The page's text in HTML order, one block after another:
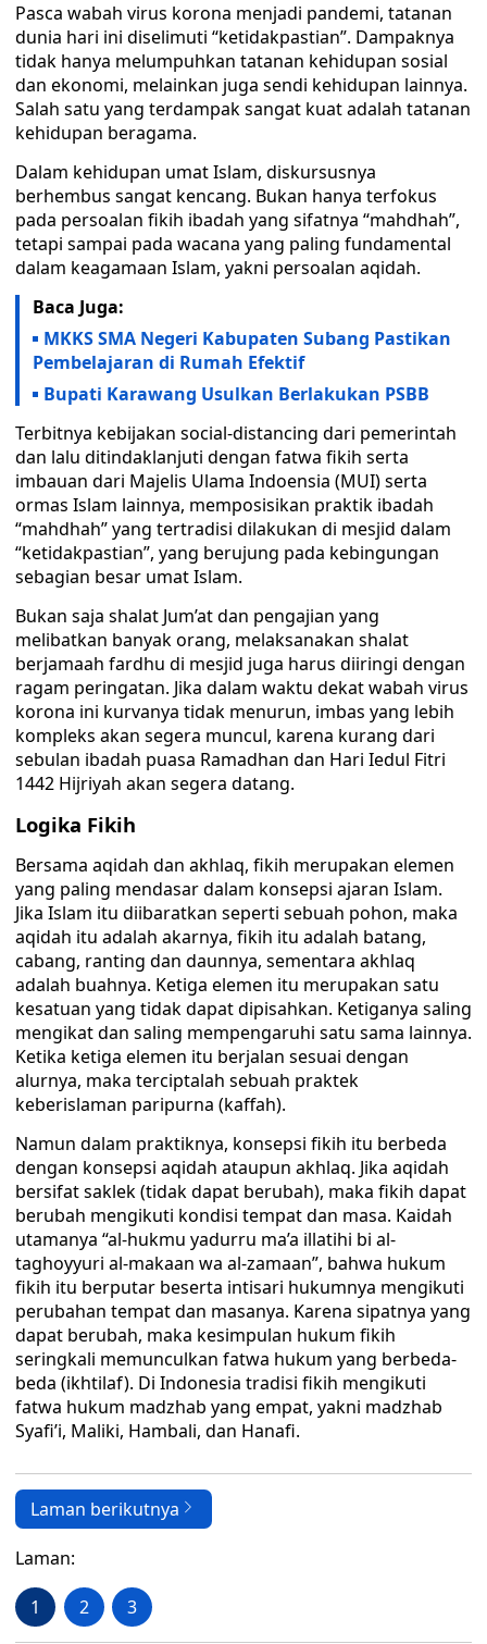
Pasca wabah virus korona menjadi pandemi, tatanan
dunia hari ini diselimuti “ketidakpastian”. Dampaknya
tidak hanya melumpuhkan tatanan kehidupan sosial
dan ekonomi, melainkan juga sendi kehidupan lainnya.
Salah satu yang terdampak sangat kuat adalah tatanan
kehidupan beragama.
Dalam kehidupan umat Islam, diskursusnya
berhembus sangat kencang. Bukan hanya terfokus
pada persoalan fikih ibadah yang sifatnya “mahdhah”,
tetapi sampai pada wacana yang paling fundamental
dalam keagamaan Islam, yakni persoalan aqidah.
Baca Juga:
MKKS SMA Negeri Kabupaten Subang Pastikan
Pembelajaran di Rumah Efektif
Bupati Karawang Usulkan Berlakukan PSBB
Terbitnya kebijakan social-distancing dari pemerintah
dan lalu ditindaklanjuti dengan fatwa fikih serta
imbauan dari Majelis Ulama Indoensia (MUI) serta
ormas Islam lainnya, memposisikan praktik ibadah
“mahdhah” yang tertradisi dilakukan di mesjid dalam
“ketidakpastian”, yang berujung pada kebingungan
sebagian besar umat Islam.
Bukan saja shalat Jum’at dan pengajian yang
melibatkan banyak orang, melaksanakan shalat
berjamaah fardhu di mesjid juga harus diiringi dengan
ragam peringatan. Jika dalam waktu dekat wabah virus
korona ini kurvanya tidak menurun, imbas yang lebih
kompleks akan segera muncul, karena kurang dari
sebulan ibadah puasa Ramadhan dan Hari Iedul Fitri
1442 Hijriyah akan segera datang.
Logika Fikih
Bersama aqidah dan akhlaq, fikih merupakan elemen
yang paling mendasar dalam konsepsi ajaran Islam.
Jika Islam itu diibaratkan seperti sebuah pohon, maka
aqidah itu adalah akarnya, fikih itu adalah batang,
cabang, ranting dan daunnya, sementara akhlaq
adalah buahnya. Ketiga elemen itu merupakan satu
kesatuan yang tidak dapat dipisahkan. Ketiganya saling
mengikat dan saling mempengaruhi satu sama lainnya.
Ketika ketiga elemen itu berjalan sesuai dengan
alurnya, maka terciptalah sebuah praktek
keberislaman paripurna (kaffah).
Namun dalam praktiknya, konsepsi fikih itu berbeda
dengan konsepsi aqidah ataupun akhlaq. Jika aqidah
bersifat saklek (tidak dapat berubah), maka fikih dapat
berubah mengikuti kondisi tempat dan masa. Kaidah
utamanya “al-hukmu yadurru ma’a illatihi bi al-
taghoyyuri al-makaan wa al-zamaan”, bahwa hukum
fikih itu berputar beserta intisari hukumnya mengikuti
perubahan tempat dan masanya. Karena sipatnya yang
dapat berubah, maka kesimpulan hukum fikih
seringkali memunculkan fatwa hukum yang berbeda-
beda (ikhtilaf). Di Indonesia tradisi fikih mengikuti
fatwa hukum madzhab yang empat, yakni madzhab
Syafi’i, Maliki, Hambali, dan Hanafi.
Laman berikutnya
Laman:
1 2 3